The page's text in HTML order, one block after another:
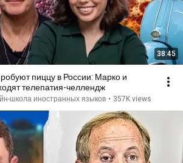
38:45
пиццу в России: Марко и
телепатия-челлендж
школа иностранных языков • 357K views